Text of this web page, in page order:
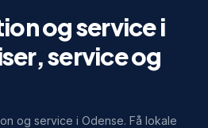
og service i
service og
og service i Odense. Få lokale